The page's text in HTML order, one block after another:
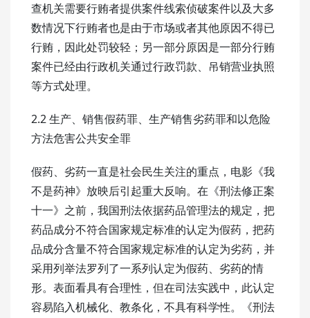
查机关需要行贿者提供案件线索侦破案件以及大多
数情况下行贿者也是由于市场或者其他原因不得已
行贿，因此处罚较轻；另一部分原因是一部分行贿
案件已经由行政机关通过行政罚款、吊销营业执照
等方式处理。
2.2 生产、销售假药罪、生产销售劣药罪和以危险
方法危害公共安全罪
假药、劣药一直是社会民生关注的重点，电影《我
不是药神》放映后引起重大反响。在《刑法修正案
十一》之前，我国刑法依据药品管理法的规定，把
药品成分不符合国家规定标准的认定为假药，把药
品成分含量不符合国家规定标准的认定为劣药，并
采用列举法罗列了一系列认定为假药、劣药的情
形。表面看具有合理性，但在司法实践中，此认定
容易陷入机械化、教条化，不具有科学性。《刑法